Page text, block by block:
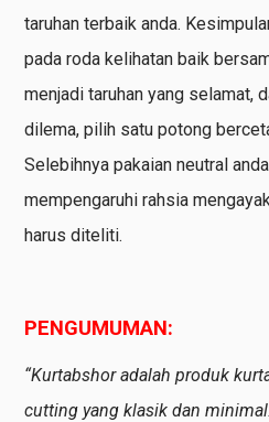
taruhan terbaik anda.
pada roda kelihatan baik
menjadi taruhan yang selamat,
dilema, pilih satu potong
Selebihnya pakaian neutral
mempengaruhi rahsia
harus diteliti.
PENGUMUMAN:
“Kurtabshor adalah produk
cutting yang klasik dan